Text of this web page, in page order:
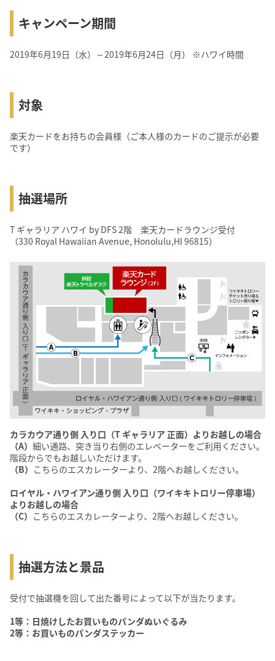
キャンペーン期間
2019年6月19日（水）～2019年6月24日（月） ※ハワイ時間
対象
楽天カードをお持ちの会員様（ご本人様のカードのご提示が必要
です）
抽選場所
T ギャラリア ハワイ by DFS 2階 楽天カードラウンジ受付
（330 Royal Hawaiian Avenue, Honolulu,HI 96815）
カラカウア通り側 入り口（T ギャラリア 正面）よりお越しの場合
（A） 細い通路、突き当り右側のエレベーターをご利用ください。
階段からでもお越しいただけます。
（B） こちらのエスカレーターより、2階へお越しください。
ロイヤル・ハワイアン通り側 入り口（ワイキキトロリー停車場）
よりお越しの場合
（C） こちらのエスカレーターより、2階へお越しください。
抽選方法と景品
受付で抽選機を回して出た番号によって以下が当たります。
1等：日焼けしたお買いものパンダぬいぐるみ
2等：お買いものパンダステッカー